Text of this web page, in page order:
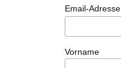
Email-Adresse
Vorname